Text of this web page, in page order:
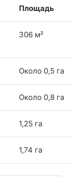
Площадь
306 м²
Около 0,5 га
Около 0,8 га
1,25 га
1,74 га